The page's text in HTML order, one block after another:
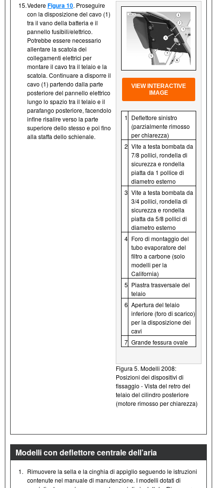
15.VedereFigura 10. Proseguire
con la disposizione del cavo (1)
tra il vano della batteria e il
pannello fusibili/elettrico.
Potrebbe essere necessario
allentare la scatola dei
collegamenti elettrici per
montare il cavo tra il telaio e la
scatola. Continuare a disporre il
cavo (1) partendo dalla parte
posteriore del pannello elettrico
lungo lo spazio tra il telaio e il
parafango posteriore, facendolo
infine risalire verso la parte
superiore dello stesso e poi fino
alla staffa dello schienale.
VIEW INTERACTIVE
IMAGE
1 Deflettore sinistro
(parzialmente rimosso
per chiarezza)
2 Vite a testa bombata da
7/8 pollici, rondella di
sicurezza e rondella
piatta da 1 pollice di
diametro esterno
3 Vite a testa bombata da
3/4 pollici, rondella di
sicurezza e rondella
piatta da 5/8 pollici di
diametro esterno
4 Foro di montaggio del
tubo evaporatore del
filtro a carbone (solo
modelli per la
California)
5 Piastra trasversale del
telaio
6 Apertura del telaio
inferiore (foro di scarico)
per la disposizione dei
cavi
7 Grande fessura ovale
Figura 5. Modelli 2008:
Posizioni dei dispositivi di
fissaggio - Vista del retro del
telaio del cilindro posteriore
(motore rimosso per chiarezza)
Modelli con deflettore centrale dell’aria
1. Rimuovere la sella e la cinghia di appiglio seguendo le istruzioni
contenute nel manuale di manutenzione. I modelli dotati di